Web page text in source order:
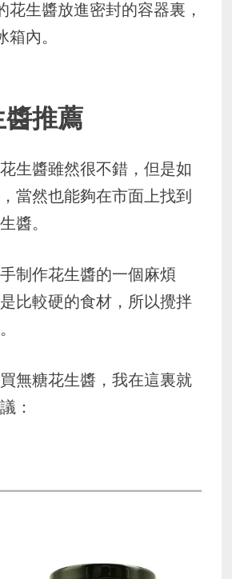
花生醬放進密封的容器裏，
內。
推薦
生醬雖然很不錯，但是如
當然也能夠在市面上找到
醬。
制作花生醬的一個麻煩
比較硬的食材，所以攪拌
無糖花生醬，我在這裏就
：